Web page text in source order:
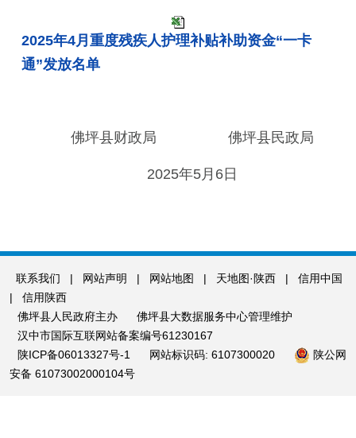
2025年4月重度残疾人护理补贴补助资金“一卡
通”发放名单
佛坪县财政局 佛坪县民政局
2025年5月6日
联系我们 | 网站声明 | 网站地图 | 天地图·陕西 |
信用中国
|
信用陕西
佛坪县人民政府主办
佛坪县大数据服务中心管理维护
汉中市国际互联网站备案编号61230167
陕ICP备06013327号-1
网站标识码: 6107300020
陕公网
安备 61073002000104号